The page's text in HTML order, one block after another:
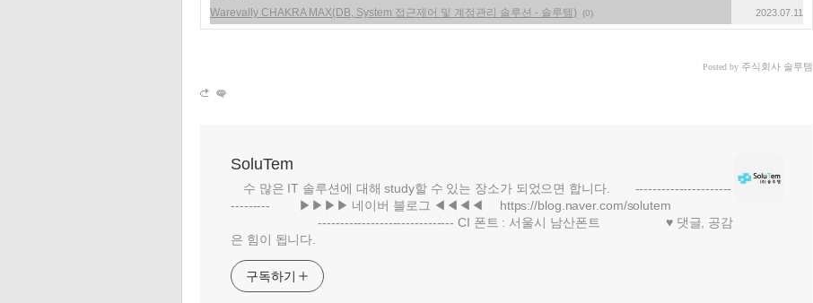
Warevally CHAKRA MAX(DB, System 접근제어 및 계정관리 솔루션 - 솔루템) (0) 2023.07.11
Posted by 주식회사 솔루템
SoluTem
수 많은 IT 솔루션에 대해 study할 수 있는 장소가 되었으면 합니다. ----------------------
--------- ▶▶▶▶ 네이버 블로그 ◀◀◀◀ https://blog.naver.com/solutem
------------------------------- CI 폰트 : 서울시 남산폰트 ♥ 댓글, 공감
은 힘이 됩니다.
구독하기